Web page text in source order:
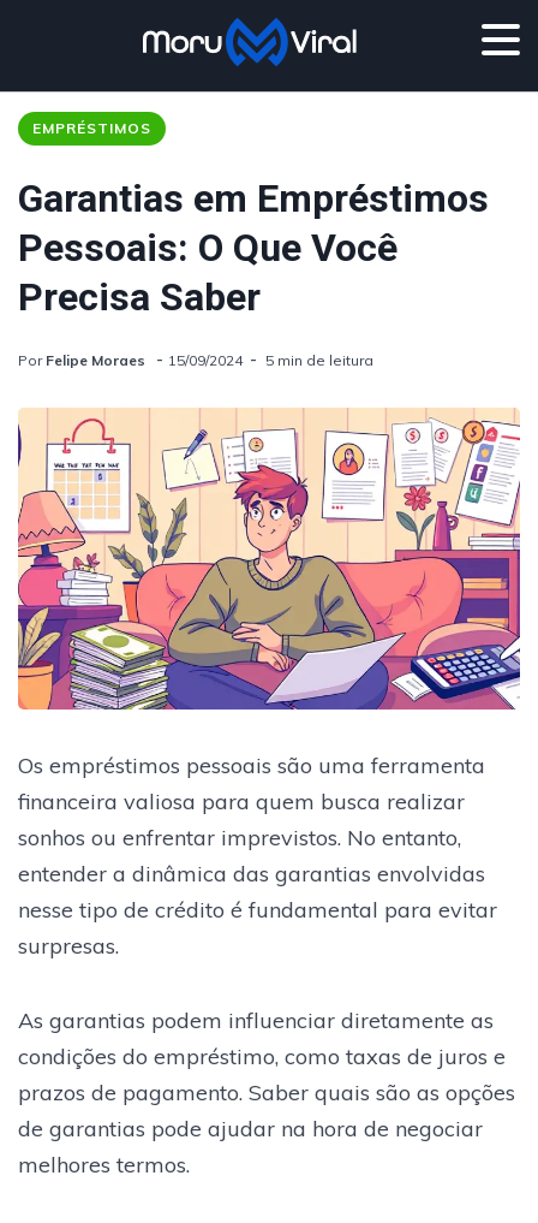
EMPRÉSTIMOS
Garantias em Empréstimos
Pessoais: O Que Você
Precisa Saber
Por Felipe Moraes 15/09/2024 5 min de leitura
Os empréstimos pessoais são uma ferramenta
financeira valiosa para quem busca realizar
sonhos ou enfrentar imprevistos. No entanto,
entender a dinâmica das garantias envolvidas
nesse tipo de crédito é fundamental para evitar
surpresas.
As garantias podem influenciar diretamente as
condições do empréstimo, como taxas de juros e
prazos de pagamento. Saber quais são as opções
de garantias pode ajudar na hora de negociar
melhores termos.